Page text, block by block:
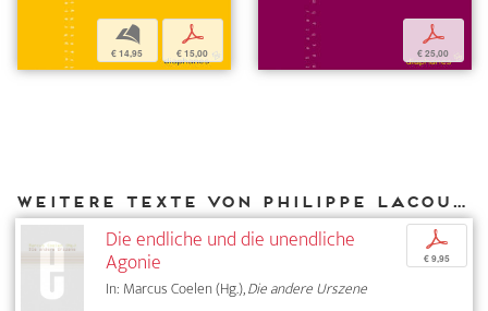
b
€ 14,95
p
€ 15,00
p
€ 25,00
Weitere Texte von Philippe Lacoue-Labarthe bei DIAPHANES
Die endliche und die unendliche
Agonie
In: Marcus Coelen (Hg.),Die andere Urszene
p
€ 9,95